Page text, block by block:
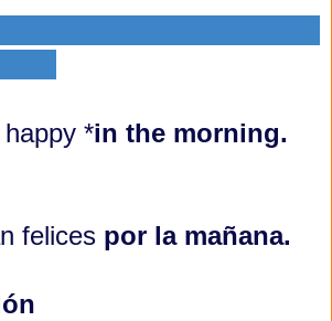
10
*in the morning.
felices por la mañana.